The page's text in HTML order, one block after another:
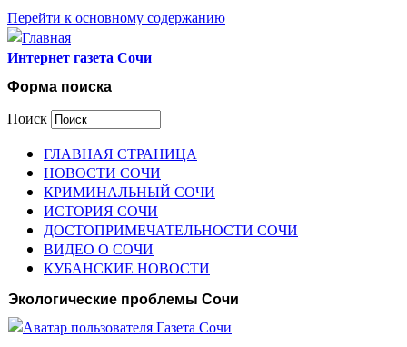
Перейти к основному содержанию
Интернет газета Сочи
Форма поиска
Поиск
ГЛАВНАЯ СТРАНИЦА
НОВОСТИ СОЧИ
КРИМИНАЛЬНЫЙ СОЧИ
ИСТОРИЯ СОЧИ
ДОСТОПРИМЕЧАТЕЛЬНОСТИ СОЧИ
ВИДЕО О СОЧИ
КУБАНСКИЕ НОВОСТИ
Экологические проблемы Сочи